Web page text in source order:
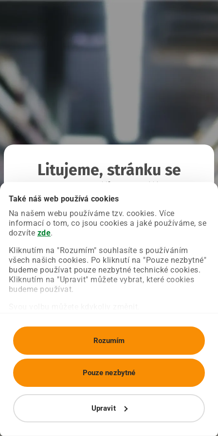
Také náš web používá cookies
Na našem webu používáme tzv. cookies. Více
informací o tom, co jsou cookies a jaké používáme, se
dozvíte zde.
Kliknutím na "Rozumím" souhlasíte s používáním
všech našich cookies. Po kliknutí na "Pouze nezbytné"
budeme používat pouze nezbytné technické cookies.
Kliknutím na "Upravit" můžete vybrat, které cookies
budeme používat.
Rozumím
Upravit
Pouze nezbytné
Litujeme, stránku se
Chyba nastala na naší straně a už ji opravujeme.
Zkuste prosím znovu načíst požadovanou stránku.
Obnovit stránku Úvodní strana